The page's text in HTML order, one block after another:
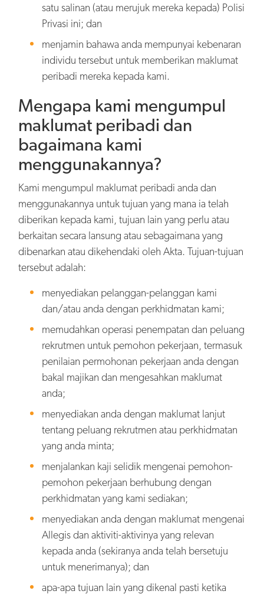
satu salinan (atau merujuk mereka kepada) Polisi
Privasi ini; dan
menjamin bahawa anda mempunyai kebenaran
individu tersebut untuk memberikan maklumat
peribadi mereka kepada kami.
Mengapa kami mengumpul
maklumat peribadi dan
bagaimana kami
menggunakannya?
Kami mengumpul maklumat peribadi anda dan
menggunakannya untuk tujuan yang mana ia telah
diberikan kepada kami, tujuan lain yang perlu atau
berkaitan secara lansung atau sebagaimana yang
dibenarkan atau dikehendaki oleh Akta. Tujuan-tujuan
tersebut adalah:
menyediakan pelanggan-pelanggan kami
dan/atau anda dengan perkhidmatan kami;
memudahkan operasi penempatan dan peluang
rekrutmen untuk pemohon pekerjaan, termasuk
penilaian permohonan pekerjaan anda dengan
bakal majikan dan mengesahkan maklumat
anda;
menyediakan anda dengan maklumat lanjut
tentang peluang rekrutmen atau perkhidmatan
yang anda minta;
menjalankan kaji selidik mengenai pemohon-
pemohon pekerjaan berhubung dengan
perkhidmatan yang kami sediakan;
menyediakan anda dengan maklumat mengenai
Allegis dan aktiviti-aktivinya yang relevan
kepada anda (sekiranya anda telah bersetuju
untuk menerimanya); dan
apa-apa tujuan lain yang dikenal pasti ketika